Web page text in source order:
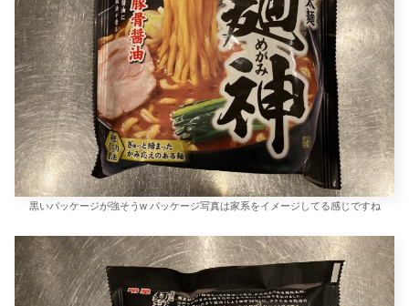
黒いパッケージが強そうw パッケージ写真は家系をイメージしてる感じですね